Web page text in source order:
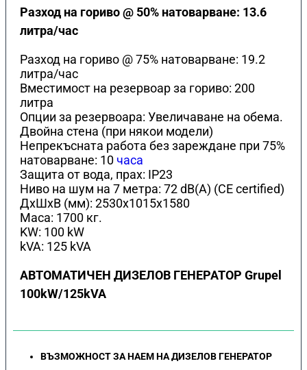
Разход на гориво @ 50% натоварване: 13.6
литра/час
Разход на гориво @ 75% натоварване: 19.2
литра/час
Вместимост на резервоар за гориво: 200
литра
Опции за резервоара: Увеличаване на обема.
Двойна стена (при някои модели)
Непрекъсната работа без зареждане при 75%
натоварване: 10 часа
Защита от вода, прах: IP23
Ниво на шум на 7 метра: 72 dB(A) (CE certified)
ДхШхВ (мм): 2530x1015x1580
Маса: 1700 кг.
KW: 100 kW
kVA: 125 kVA
АВТОМАТИЧЕН ДИЗЕЛОВ ГЕНЕРАТОР Grupel
100kW/125kVA
ВЪЗМОЖНОСТ ЗА НАЕМ НА ДИЗЕЛОВ ГЕНЕРАТОР